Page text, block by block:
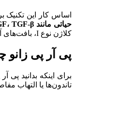
اساس کار این تکنیک
حیاتی مانند
،TGF-β
کلاژن نوع I، بافت‌های آسیب‌دیده زانو را ترمیم می‌کند.
پی آر پی
برای اینکه بدانید
تاندون‌ها یا التهاب